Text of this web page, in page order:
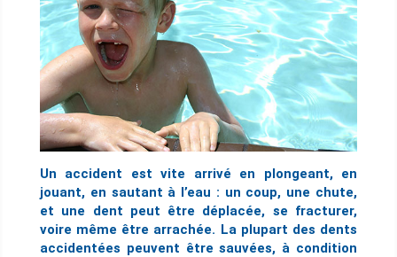
Un accident est vite arrivé en plongeant, en
jouant, en sautant à l’eau : un coup, une chute,
et une dent peut être déplacée, se fracturer,
voire même être arrachée. La plupart des dents
accidentées peuvent être sauvées, à condition